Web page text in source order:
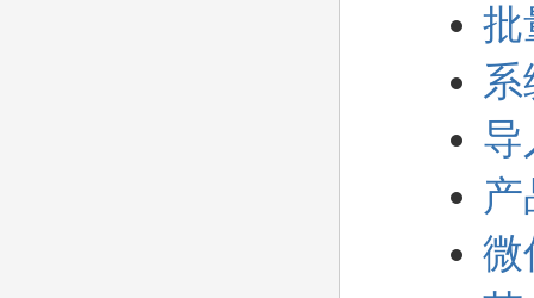
批
导
微